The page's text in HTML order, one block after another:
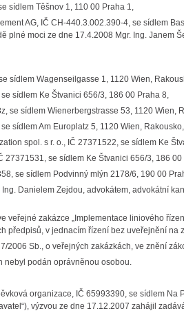
sídlem Těšnov 1, 110 00 Praha 1,
AG, IČ CH-440.3.002.390-4, se sídlem
plné moci ze dne 17.4.2008 Mgr. Ing. Janem
sídlem Wagenseilgasse 1, 1120 Wien,
sídlem Ke Štvanici 656/3, 186 00 Praha 8,
se sídlem Wienerbergstrasse 53, 1120 Wien,
sídlem Am Europlatz 5, 1120 Wien, Rakousko,
spol. s r. o., IČ 27371522, se sídlem Ke
27371531, se sídlem Ke Štvanici 656/3, 186
se sídlem Podvinný mlýn 2178/6, 190 00
Danielem Zejdou, advokátem, advokátní
veřejné zakázce „ Implementace liniového
předpisů, v jednacím řízení bez uveřejnění na
2006 Sb., o veřejných zakázkách, ve znění
nebyl podán oprávněnou osobou.
organizace, IČ 65993390, se sídlem Na
výzvou ze dne 17.12.2007 zahájil